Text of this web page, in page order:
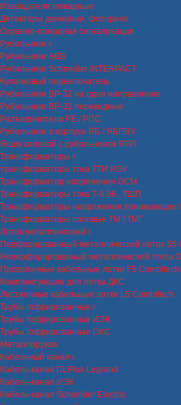
Извещатели пожарные
Детекторы движения, фотореле
Охранно-пожарная сигнализация
Рубильники
Рубильники ABB
Рубильники Schneider INTERPACT
Кулачковый переключатель
Рубильники ВР-32 на одно направление
Рубильники ВР-32 перекидные
Разъединители РЕ / РПС
Рубильники в корпусе ЯБ / ЯБПВУ
Ящик силовой с рубильником ЯРП
Трансформаторы
трансформаторы тока ТТИ ИЭК
Трансформатор напряжения ОСМ
Трансформаторы тока Т-0.66 , ТШП
Трансформаторы напряжения понижающие
Трансформаторы силовые ТМ / ТМГ
Лоток металлический
Перфорированный металлический лоток S5
Неперфорированный металлический лоток
Проволочные кабельные лотки F5 Combitech
Комплектующие для лотка ДКС
Лестничные кабельные лотки L5 Combitech
Трубы гофрированные
Трубы гофрированные ИЭК
Трубы гофрированные DKC
Металлорукав
Кабельный канал
Кабель-канал DLPlus Legrand
Кабель-канал ИЭК
Кабель-канал Schneider Electric